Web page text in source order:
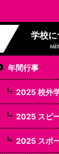
学校
年間行事
2025 校外
2025 スピ
2025 スポ